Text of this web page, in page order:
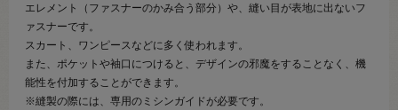
エレメント（ファスナーのかみ合う部分）や、縫い目が表地に出ないフ
ァスナーです。
スカート、ワンピースなどに多く使われます。
また、ポケットや袖口につけると、デザインの邪魔をすることなく、機
能性を付加することができます。
※縫製の際には、専用のミシンガイドが必要です。